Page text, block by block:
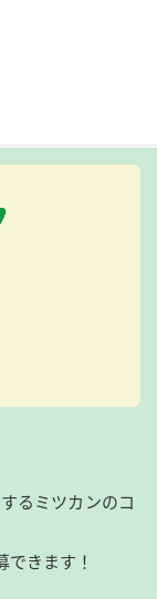
るミツカンのコ
きます！